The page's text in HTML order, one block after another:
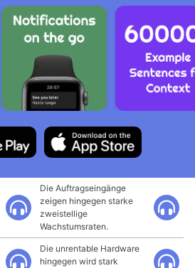
Die Auftragseingänge
zeigen hingegen starke
zweistellige
Wachstumsraten.
Die unrentable Hardware
hingegen wird stark